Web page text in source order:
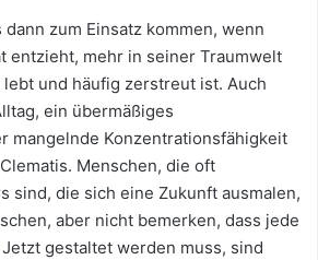
zum Einsatz kommen, wenn
entzieht, mehr in seiner Traumwelt
und häufig zerstreut ist. Auch
ein übermäßiges
mangelnde Konzentrationsfähigkeit
Menschen, die oft
sind, die sich eine Zukunft ausmalen,
aber nicht bemerken, dass jede
gestaltet werden muss, sind